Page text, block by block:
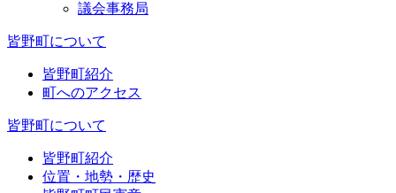
議会事務局
皆野町について
皆野町紹介
町へのアクセス
皆野町について
皆野町紹介
位置・地勢・歴史